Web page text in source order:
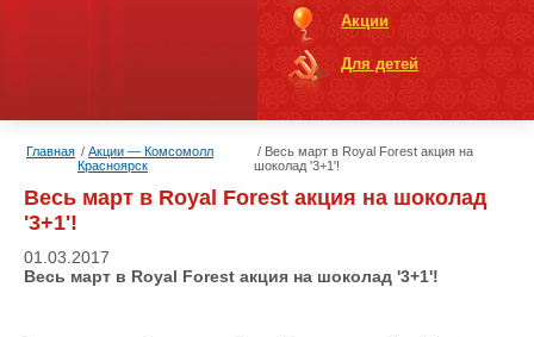
Акции
Для детей
Главная
Акции — Комсомолл
Красноярск
Весь март в Royal Forest акция на
шоколад '3+1'!
Весь март в Royal Forest акция на шоколад
'3+1'!
01.03.2017
Весь март в Royal Forest акция на шоколад '3+1'!